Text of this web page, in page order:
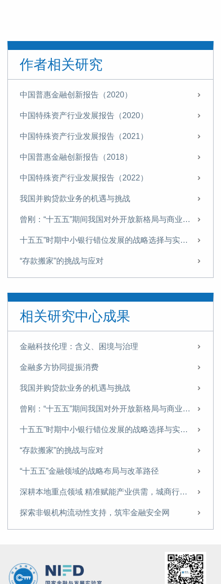
作者相关研究
中国普惠金融创新报告（2020）
中国特殊资产行业发展报告（2020）
中国特殊资产行业发展报告（2021）
中国普惠金融创新报告（2018）
中国特殊资产行业发展报告（2022）
我国并购贷款业务的机遇与挑战
曾刚：“十五五”期间我国对外开放新格局与商业银行经营策略
十五五”时期中小银行错位发展的战略选择与实施路径
“存款搬家”的挑战与应对
信托业需从“规模为王”转向“能力至上”
探索非银机构流动性支持，筑牢金融安全网
【专家观点】回归本源 促进信托业转型升级
新规出台，助力地方AMC规范化专业化发展丨曾刚专栏
曾刚：稳定币发展，长期或推动货币体系向多元资产支撑转变
科技金融产品“浅创新”等短板仍需突破
如何建设中国特色的科技金融体系
上海金融与发展实验室首席专家、主任曾刚：聚焦培养新动能，以科技创新服务壮大耐心资本
相关研究中心成果
金融科技伦理：含义、困境与治理
金融多方协同提振消费
我国并购贷款业务的机遇与挑战
曾刚：“十五五”期间我国对外开放新格局与商业银行经营策略
十五五”时期中小银行错位发展的战略选择与实施路径
“存款搬家”的挑战与应对
“十五五”金融领域的战略布局与改革路径
深耕本地重点领域 精准赋能产业供需，城商行如何当好服务地方经济的生力军
探索非银机构流动性支持，筑牢金融安全网